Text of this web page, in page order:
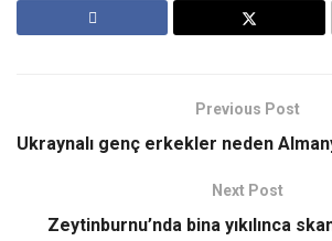
Previous Post
Ukraynalı genç erkekler neden
Next Post
Zeytinburnu’nda bina yıkılınca